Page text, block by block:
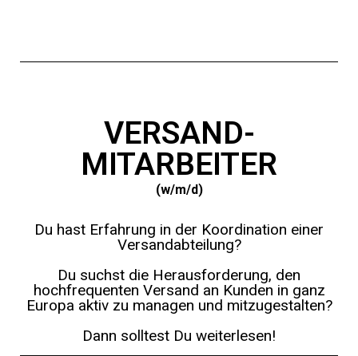
VERSAND-
MITARBEITER
(w/m/d)
Du hast Erfahrung in der Koordination einer
Versandabteilung?
Du suchst die Herausforderung, den
hochfrequenten Versand an Kunden in ganz
Europa aktiv zu managen und mitzugestalten?
Dann solltest Du weiterlesen!